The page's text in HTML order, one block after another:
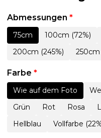
Abmessungen *
75cm 100cm (72%)
200cm (245%)
Farbe *
Wie auf dem Foto
Grün
Rot Rosa
Hellblau
Vollfarbe